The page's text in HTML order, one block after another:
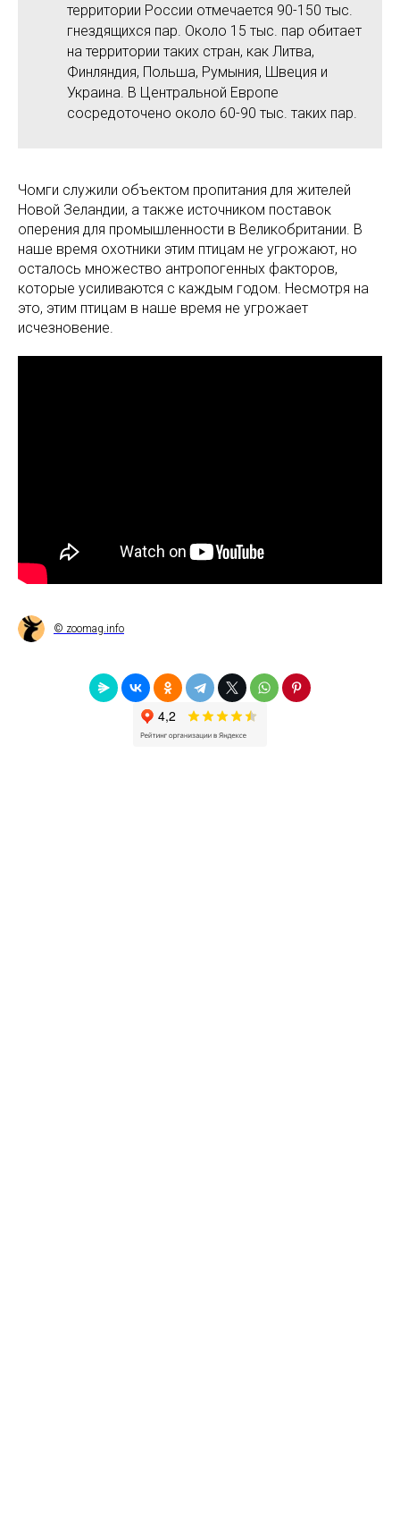
территории России отмечается 90-150 тыс.
гнездящихся пар. Около 15 тыс. пар обитает
на территории таких стран, как Литва,
Финляндия, Польша, Румыния, Швеция и
Украина. В Центральной Европе
сосредоточено около 60-90 тыс. таких пар.
Чомги служили объектом пропитания для жителей
Новой Зеландии, а также источником поставок
оперения для промышленности в Великобритании. В
наше время охотники этим птицам не угрожают, но
осталось множество антропогенных факторов,
которые усиливаются с каждым годом. Несмотря на
это, этим птицам в наше время не угрожает
исчезновение.
© zoomag.info